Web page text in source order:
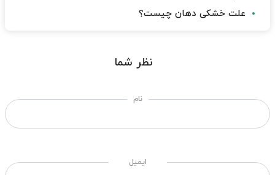
علت خشکی دهان چیست؟
نظر شما
نام
ایمیل